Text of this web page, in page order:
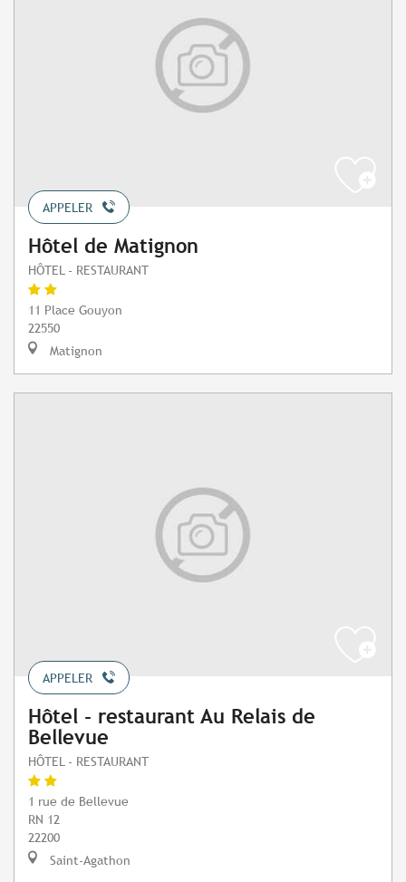
APPELER
Hôtel de Matignon
HÔTEL - RESTAURANT
11 Place Gouyon
22550
Matignon
APPELER
Hôtel - restaurant Au Relais de
Bellevue
HÔTEL - RESTAURANT
1 rue de Bellevue
RN 12
22200
Saint-Agathon